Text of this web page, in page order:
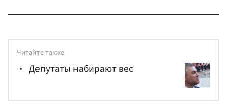
Читайте также
Депутаты набирают вес